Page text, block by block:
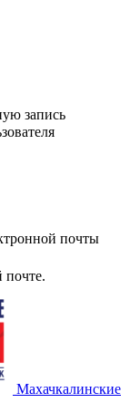
запись
почты
почте.
Махачкалинские